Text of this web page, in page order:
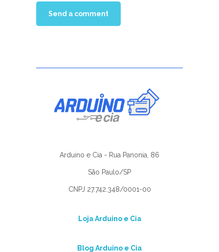
Arduino e Cia - Rua Panonia, 86
São Paulo/SP
CNPJ 27.742.348/0001-00
Loja Arduino e Cia
Blog Arduino e Cia